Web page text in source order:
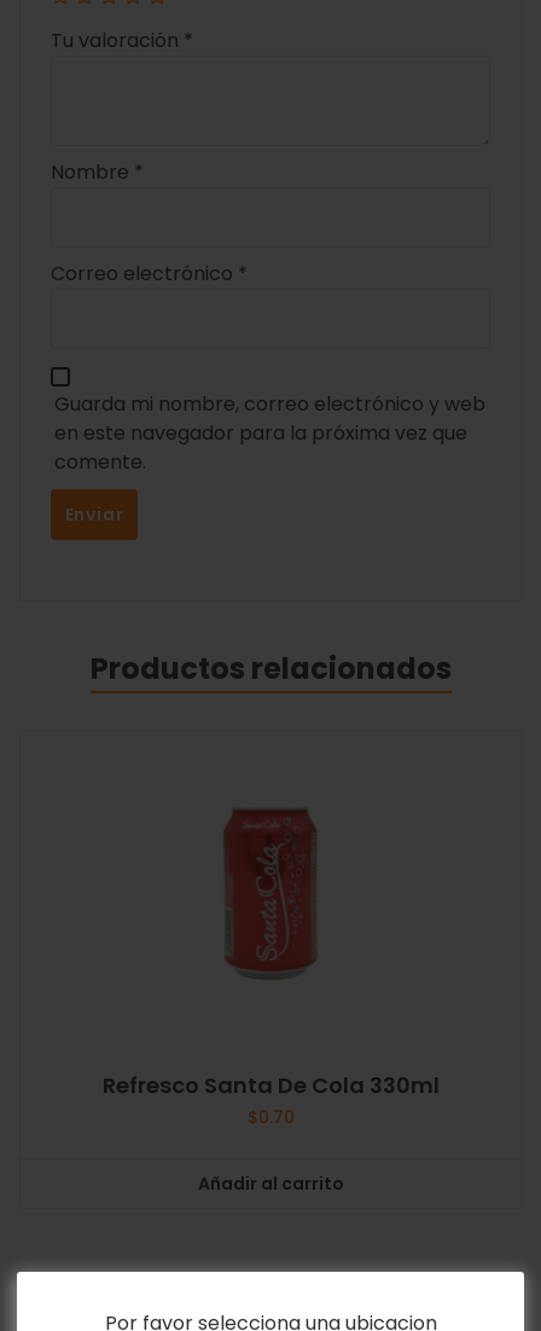
Por favor selecciona una ubicacion
Tu valoración *
Nombre *
Correo electrónico *
Guarda mi nombre, correo electrónico y web
en este navegador para la próxima vez que
comente.
Productos relacionados
Refresco Santa De Cola 330ml
$0.70
Añadir al carrito